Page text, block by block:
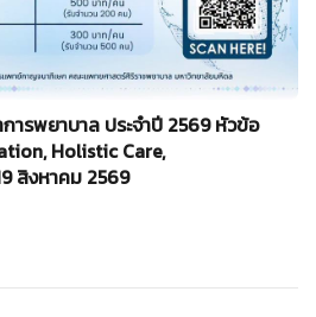
ารพยาบาล ประจำปี 2569 หัวข้อ
Holistic Care,
สิงหาคม 2569